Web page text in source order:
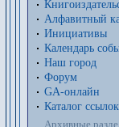
Алфавитный
Инициативы
Календарь
Наш город
Форум
GA-онлайн
Каталог ссылок
Архивные